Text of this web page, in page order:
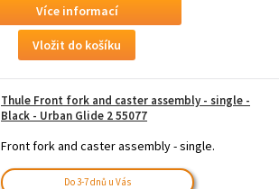
Více informací
Thule Front fork and caster assembly - single -
Black - Urban Glide 2 55077
Front fork and caster assembly - single.
Do 3-7 dnů u Vás